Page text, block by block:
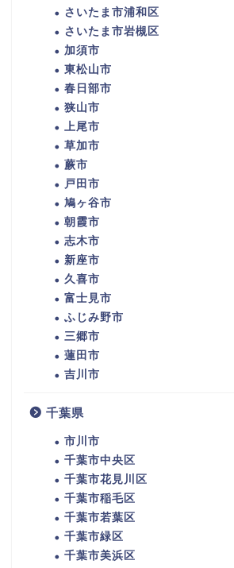
さいたま市浦和区
さいたま市岩槻区
加須市
東松山市
春日部市
狭山市
上尾市
草加市
蕨市
戸田市
鳩ヶ谷市
朝霞市
志木市
新座市
久喜市
富士見市
ふじみ野市
三郷市
蓮田市
吉川市
千葉県
市川市
千葉市中央区
千葉市花見川区
千葉市稲毛区
千葉市若葉区
千葉市緑区
千葉市美浜区